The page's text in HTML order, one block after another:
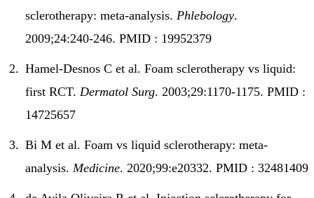
sclerotherapy: meta-analysis. Phlebology.
2009;24:240-246. PMID : 19952379
Hamel-Desnos C et al. Foam sclerotherapy vs liquid:
first RCT. Dermatol Surg. 2003;29:1170-1175. PMID :
14725657
Bi M et al. Foam vs liquid sclerotherapy: meta-
analysis. Medicine. 2020;99:e20332. PMID : 32481409